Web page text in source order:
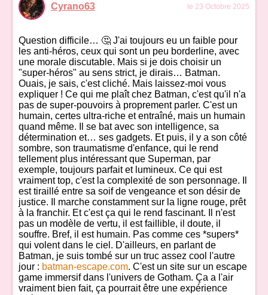
Cyrano63 le 23 Octobre 2025
Question difficile… 🤔 J'ai toujours eu un faible pour
les anti-héros, ceux qui sont un peu borderline, avec
une morale discutable. Mais si je dois choisir un
"super-héros" au sens strict, je dirais… Batman.
Ouais, je sais, c'est cliché. Mais laissez-moi vous
expliquer ! Ce qui me plaît chez Batman, c'est qu'il n'a
pas de super-pouvoirs à proprement parler. C'est un
humain, certes ultra-riche et entraîné, mais un humain
quand même. Il se bat avec son intelligence, sa
détermination et… ses gadgets. Et puis, il y a son côté
sombre, son traumatisme d'enfance, qui le rend
tellement plus intéressant que Superman, par
exemple, toujours parfait et lumineux. Ce qui est
vraiment top, c'est la complexité de son personnage. Il
est tiraillé entre sa soif de vengeance et son désir de
justice. Il marche constamment sur la ligne rouge, prêt
à la franchir. Et c'est ça qui le rend fascinant. Il n'est
pas un modèle de vertu, il est faillible, il doute, il
souffre. Bref, il est humain. Pas comme ces *supers*
qui volent dans le ciel. D'ailleurs, en parlant de
Batman, je suis tombé sur un truc assez cool l'autre
jour : batman-escape.com. C'est un site sur un escape
game immersif dans l'univers de Gotham. Ça a l'air
vraiment bien fait, ça pourrait être une expérience